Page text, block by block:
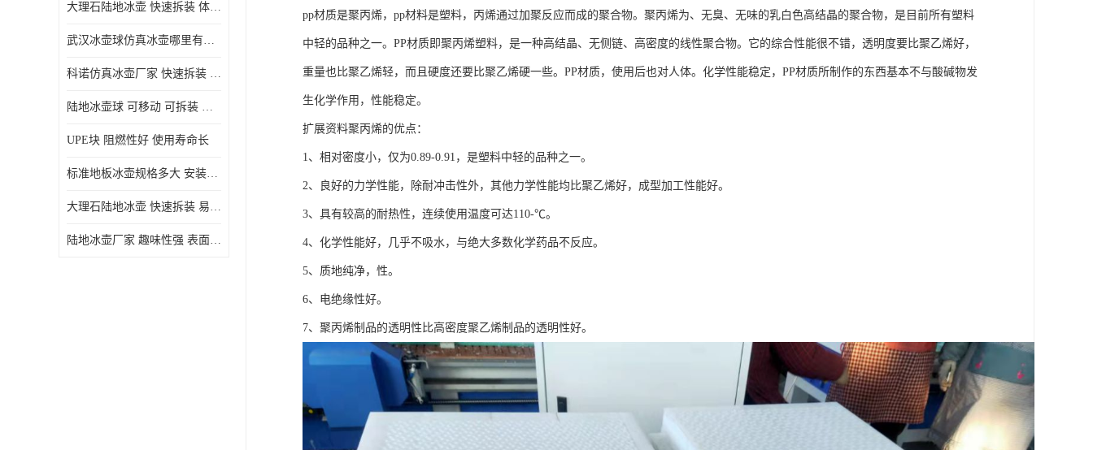
大理石陆地冰壶 快速拆装 体积小 重量轻
武汉冰壶球仿真冰壶哪里有卖 趣味性强 体积小 重量轻
科诺仿真冰壶厂家 快速拆装 不受季节影响
陆地冰壶球 可移动 可拆装 表面具有自润滑功能
UPE块 阻燃性好 使用寿命长
标准地板冰壶规格多大 安装简单 方便携带和存储
大理石陆地冰壶 快速拆装 易于学习和掌握
陆地冰壶厂家 趣味性强 表面具有自润滑功能
pp材质是聚丙烯，pp材料是塑料，丙烯通过加聚反应而成的聚合物。聚丙烯为、无臭、无味的乳白色高结晶的聚合物，是目前所有塑料
中轻的品种之一。PP材质即聚丙烯塑料，是一种高结晶、无侧链、高密度的线性聚合物。它的综合性能很不错，透明度要比聚乙烯好，
重量也比聚乙烯轻，而且硬度还要比聚乙烯硬一些。PP材质，使用后也对人体。化学性能稳定，PP材质所制作的东西基本不与酸碱物发
生化学作用，性能稳定。
扩展资料聚丙烯的优点：
1、相对密度小，仅为0.89-0.91，是塑料中轻的品种之一。
2、良好的力学性能，除耐冲击性外，其他力学性能均比聚乙烯好，成型加工性能好。
3、具有较高的耐热性，连续使用温度可达110-℃。
4、化学性能好，几乎不吸水，与绝大多数化学药品不反应。
5、质地纯净，性。
6、电绝缘性好。
7、聚丙烯制品的透明性比高密度聚乙烯制品的透明性好。